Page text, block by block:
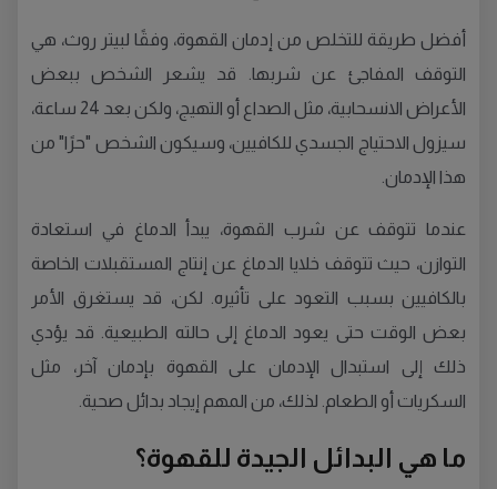
أفضل طريقة للتخلص من إدمان القهوة، وفقًا لبيتر روث، هي
التوقف المفاجئ عن شربها. قد يشعر الشخص ببعض
الأعراض الانسحابية، مثل الصداع أو التهيج، ولكن بعد 24 ساعة،
سيزول الاحتياج الجسدي للكافيين، وسيكون الشخص "حرًا" من
هذا الإدمان.
عندما تتوقف عن شرب القهوة، يبدأ الدماغ في استعادة
التوازن، حيث تتوقف خلايا الدماغ عن إنتاج المستقبلات الخاصة
بالكافيين بسبب التعود على تأثيره. لكن، قد يستغرق الأمر
بعض الوقت حتى يعود الدماغ إلى حالته الطبيعية. قد يؤدي
ذلك إلى استبدال الإدمان على القهوة بإدمان آخر، مثل
السكريات أو الطعام. لذلك، من المهم إيجاد بدائل صحية.
ما هي البدائل الجيدة للقهوة؟